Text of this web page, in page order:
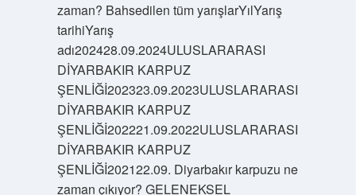
zaman? Bahsedilen tüm yarışlarYılYarış
tarihiYarış
adı202428.09.2024ULUSLARARASI
DİYARBAKIR KARPUZ
ŞENLİĞİ202323.09.2023ULUSLARARASI
DİYARBAKIR KARPUZ
ŞENLİĞİ202221.09.2022ULUSLARARASI
DİYARBAKIR KARPUZ
ŞENLİĞİ202122.09. Diyarbakır karpuzu ne
zaman çıkıyor? GELENEKSEL